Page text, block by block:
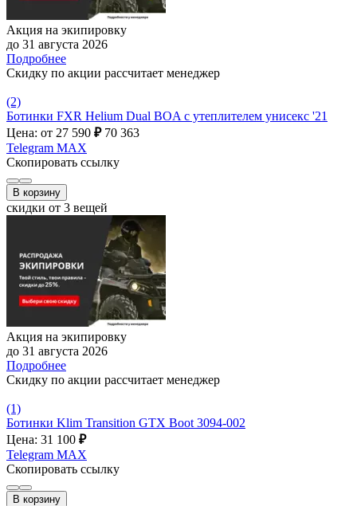
Акция на экипировку
до 31 августа 2026
Подробнее
Скидку по акции рассчитает менеджер
(2)
Ботинки FXR Helium Dual BOA с утеплителем унисекс '21
Цена: от 27 590 ₽ 70 363
Telegram MAX
Скопировать ссылку
В корзину
скидки от 3 вещей
Акция на экипировку
до 31 августа 2026
Подробнее
Скидку по акции рассчитает менеджер
(1)
Ботинки Klim Transition GTX Boot 3094-002
Цена: 31 100 ₽
Telegram MAX
Скопировать ссылку
В корзину